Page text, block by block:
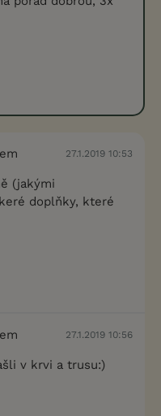
27.1.2019 10:53
(jakými
doplňky, které
27.1.2019 10:56
v krvi a trusu:)